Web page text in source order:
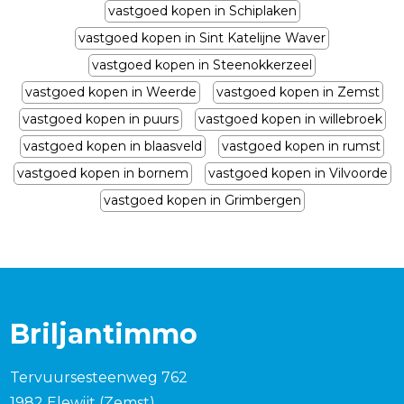
vastgoed kopen in Schiplaken
vastgoed kopen in Sint Katelijne Waver
vastgoed kopen in Steenokkerzeel
vastgoed kopen in Weerde
vastgoed kopen in Zemst
vastgoed kopen in puurs
vastgoed kopen in willebroek
vastgoed kopen in blaasveld
vastgoed kopen in rumst
vastgoed kopen in bornem
vastgoed kopen in Vilvoorde
vastgoed kopen in Grimbergen
Briljantimmo
Tervuursesteenweg 762